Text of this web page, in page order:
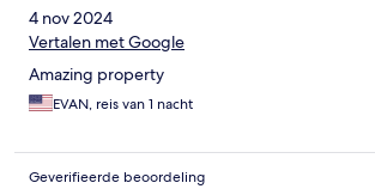
4 nov 2024
Vertalen met Google
Amazing property
EVAN, reis van 1 nacht
Geverifieerde beoordeling